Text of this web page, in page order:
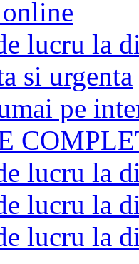
lucru la
si urgenta
pe
lucru la
lucru la
lucru la